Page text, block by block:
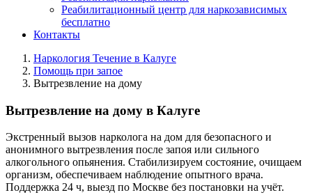
Реабилитационный центр для наркозависимых
бесплатно
Контакты
Наркология Течение в Калуге
Помощь при запое
Вытрезвление на дому
Вытрезвление на дому в Калуге
Экстренный вызов нарколога на дом для безопасного и
анонимного вытрезвления после запоя или сильного
алкогольного опьянения. Стабилизируем состояние, очищаем
организм, обеспечиваем наблюдение опытного врача.
Поддержка 24 ч, выезд по Москве без постановки на учёт.